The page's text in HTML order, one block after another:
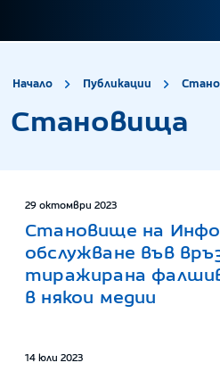
Начало Публикации
Становища
29 октомври 2023
Становище на
обслужване във
тиражирана
в някои медии
14 юли 2023